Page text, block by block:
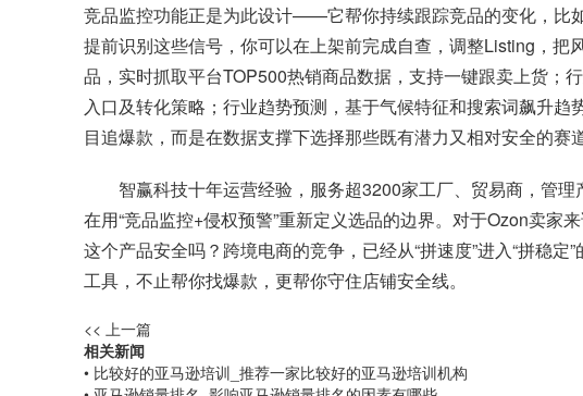
竞品监控功能正是为此设计——它帮你持续跟踪竞品的变化，比
提前识别这些信号，你可以在上架前完成自查，调整Listing，
品，实时抓取平台TOP500热销商品数据，支持一键跟卖上货；
入口及转化策略；行业趋势预测，基于气候特征和搜索词飙升
目追爆款，而是在数据支撑下选择那些既有潜力又相对安全的赛道
智赢科技十年运营经验，服务超3200家工厂、贸易商，管
在用“竞品监控+侵权预警”重新定义选品的边界。对于Ozon卖
这个产品安全吗？跨境电商的竞争，已经从“拼速度”进入“拼稳
工具，不止帮你找爆款，更帮你守住店铺安全线。
<< 上一篇
相关新闻
• 比较好的亚马逊培训_推荐一家比较好的亚马逊培训机构